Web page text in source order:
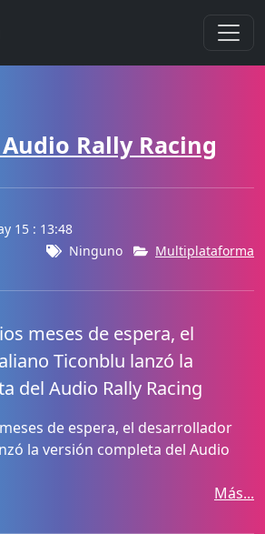
Rally Racing
15 : 13:48
Ninguno
Multiplataforma
meses de espera, el
Ticonblu lanzó la
del Audio Rally Racing
de espera, el desarrollador
la versión completa del Audio
Más...